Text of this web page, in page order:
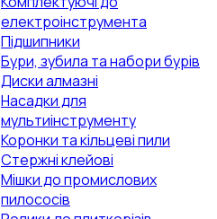
електроінструмента
Підшипники
Бури, зубила та набори бурів
Диски алмазні
Насадки для
мультиінструменту
Коронки та кільцеві пили
Стержні клейові
Мішки до промислових
пилососів